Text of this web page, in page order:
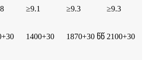
≥9.1 ≥9.3 ≥9.3
1400+30 1870+30 წწ 2100+30